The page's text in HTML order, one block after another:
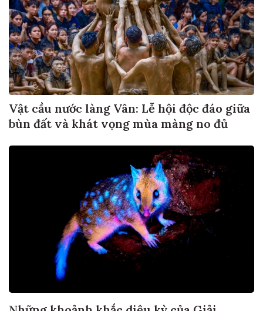
Vật cầu nước làng Vân: Lễ hội độc đáo giữa
bùn đất và khát vọng mùa màng no đủ